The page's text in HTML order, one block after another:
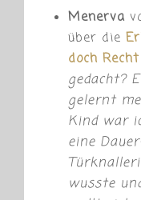
Menerva
über die
doch
gedacht?
gelernt
Kind war
eine
wusste